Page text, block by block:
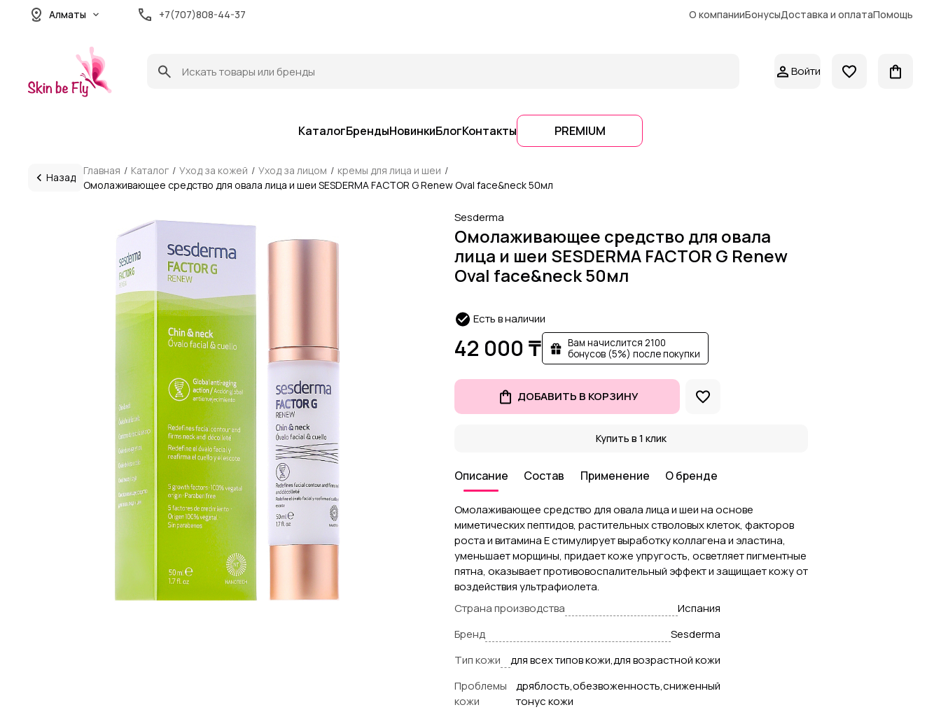
Алматы +7(707)808-44-37 О компанииБонусыДоставка и оплатаПомощь
Войти
КаталогБрендыНовинкиБлогКонтакты PREMIUM
Назад
Главная Каталог Уход за кожей Уход за лицом
кремы для лица и шеи
Омолаживающее средство для овала лица и шеи SESDERMA FACTOR G Renew Oval face&neck 50мл
Sesderma
Омолаживающее средство для овала
лица и шеи SESDERMA FACTOR G Renew
Oval face&neck 50мл
Есть в наличии
42 000 ₸
Вам начислится 2100
бонусов (5%) после покупки
ДОБАВИТЬ В КОРЗИНУ
Купить в 1 клик
Описание
Омолаживающее средство для овала лица и шеи на основе
миметических пептидов, растительных стволовых клеток, факторов
роста и витамина Е стимулирует выработку коллагена и эластина,
уменьшает морщины, придает коже упругость, осветляет пигментные
пятна, оказывает противовоспалительный эффект и защищает кожу от
воздействия ультрафиолета.
Страна производства
Испания
Бренд
Sesderma
Тип кожи
для всех типов кожи,для возрастной кожи
Проблемы
кожи
дряблость,обезвоженность,сниженный
тонус кожи
Состав Применение О бренде